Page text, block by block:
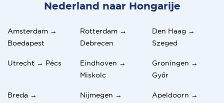
Nederland naar Hongarije
Amsterdam →
Boedapest
Rotterdam →
Debrecen
Den Haag →
Szeged
Utrecht → Pécs
Eindhoven →
Miskolc
Groningen →
Győr
Breda →
Nijmegen →
Apeldoorn →